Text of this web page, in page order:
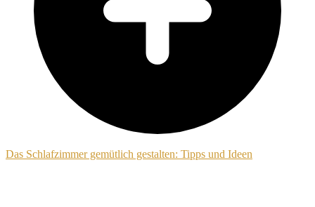
Das Schlafzimmer gemütlich gestalten: Tipps und Ideen